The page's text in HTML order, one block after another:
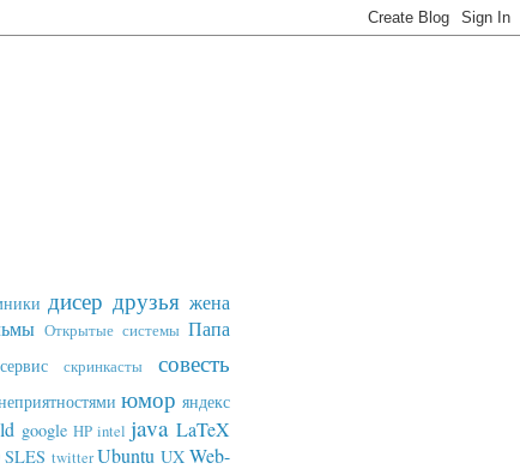
дисер друзья жена
Открытые системы Папа
сервис скринкасты
совесть
юмор яндекс
google HP intel java LaTeX
twitterUbuntu UX Web-